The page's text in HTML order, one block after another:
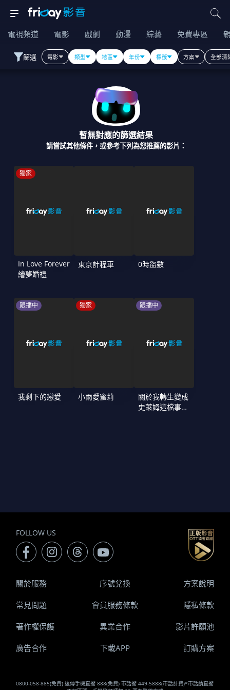
電視頻道 電影 戲劇 動漫 綜藝 免費專區
篩選 電影 類型 地區 年份 標籤 方案 全部清
暫無對應的篩選結果
請嘗試其他條件，或參考下列為您推薦的影片：
獨家
In Love Forever
繪夢婚禮
東京計程車 0時盜數
跟播中
我剩下的戀愛
獨家
小雨愛蜜莉
跟播中
關於我轉生變成
史萊姆這檔事
FOLLOW US
0800-058-885(免費) 遠傳手機直撥 888(免費) 市話撥 449-5888(市話計費)*市話請直撥
關於服務 序號兌換 方案說明
常見問題 會員服務條款 隱私條款
著作權保護 異業合作 影片許願池
廣告合作 下載APP 訂購方案